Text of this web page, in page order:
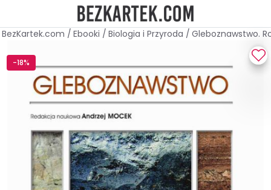
BezKartek.com / Ebooki / Biologia i Przyroda / Gleboznawstwo.
-18%